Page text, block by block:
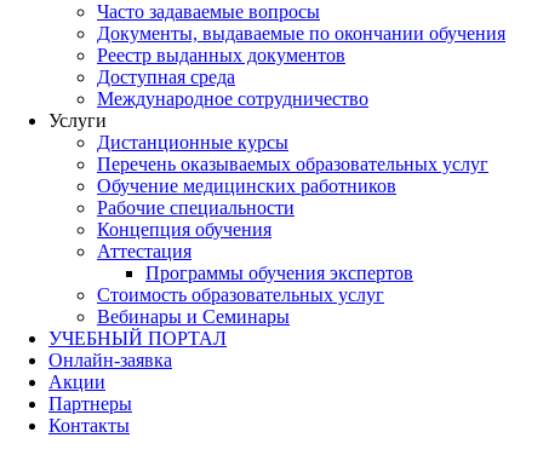
Часто задаваемые вопросы
Документы, выдаваемые по окончании обучения
Реестр выданных документов
Доступная среда
Международное сотрудничество
Услуги
Дистанционные курсы
Перечень оказываемых образовательных услуг
Обучение медицинских работников
Рабочие специальности
Концепция обучения
Аттестация
Программы обучения экспертов
Стоимость образовательных услуг
Вебинары и Семинары
УЧЕБНЫЙ ПОРТАЛ
Онлайн-заявка
Акции
Партнеры
Контакты